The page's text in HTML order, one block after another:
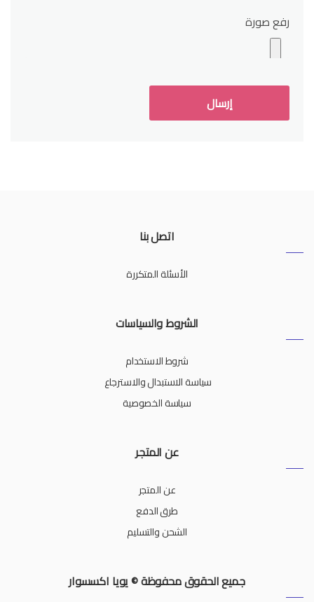
رفع صورة
اتصل بنا
الأسئلة المتكررة
الشروط والسياسات
شروط الاستخدام
سياسة الاستبدال والاسترجاع
سياسة الخصوصية
عن المتجر
عن المتجر
طرق الدفع
الشحن والتسليم
جميع الحقوق محفوظة © يويا اكسسوار